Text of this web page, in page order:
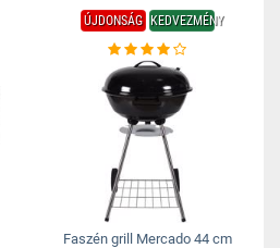
ÚJDONSÁG KEDVEZMÉNY
Faszén grill Mercado 44 cm